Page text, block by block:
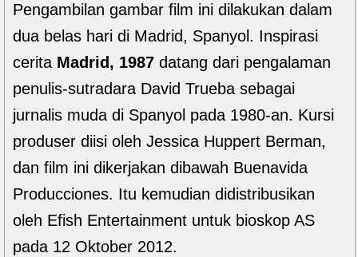
Pengambilan gambar film ini dilakukan dalam
dua belas hari di Madrid, Spanyol. Inspirasi
cerita Madrid, 1987 datang dari pengalaman
penulis-sutradara David Trueba sebagai
jurnalis muda di Spanyol pada 1980-an. Kursi
produser diisi oleh Jessica Huppert Berman,
dan film ini dikerjakan dibawah Buenavida
Producciones. Itu kemudian didistribusikan
oleh Efish Entertainment untuk bioskop AS
pada 12 Oktober 2012.